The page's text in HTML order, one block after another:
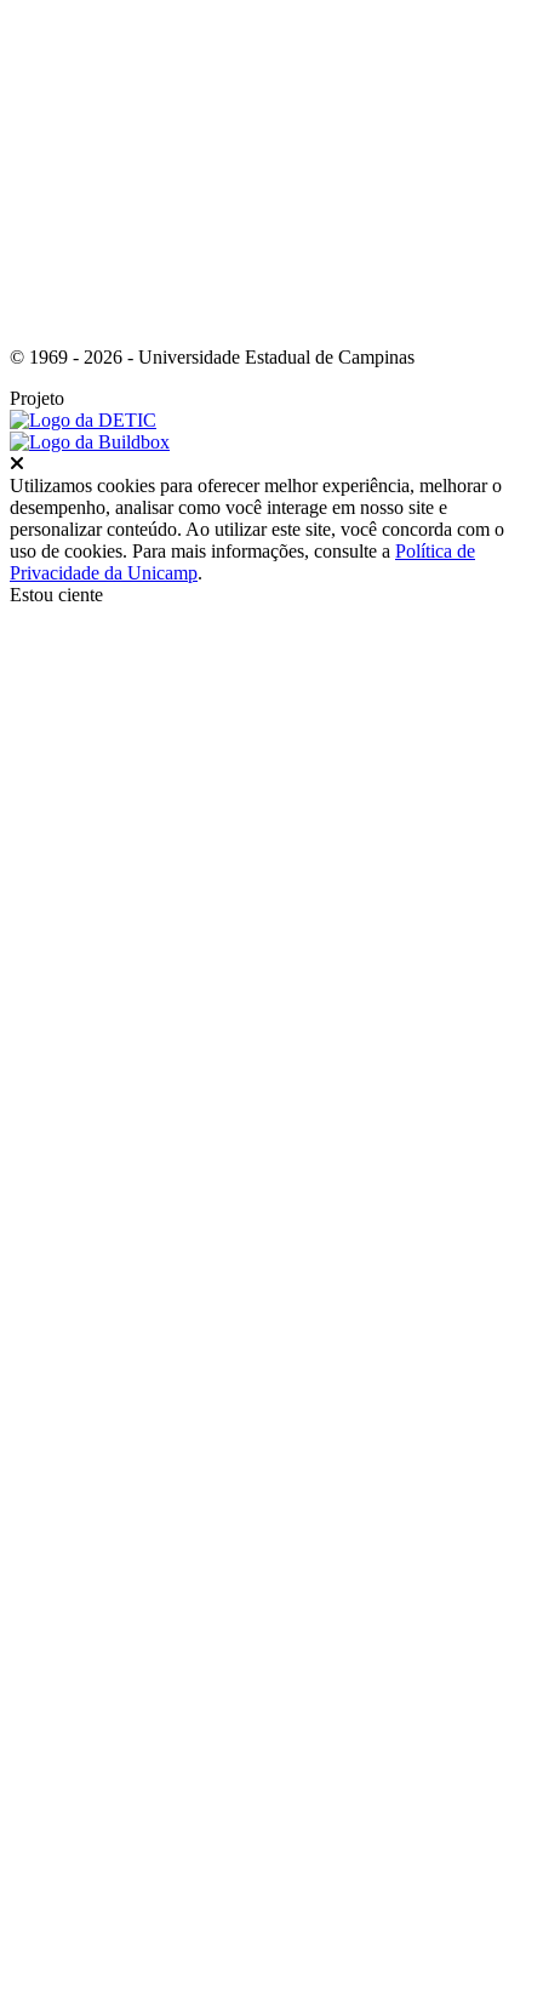
© 1969 - 2026 - Universidade Estadual de Campinas
Projeto
Utilizamos cookies para oferecer melhor experiência, melhorar o
desempenho, analisar como você interage em nosso site e
personalizar conteúdo. Ao utilizar este site, você concorda com o
uso de cookies. Para mais informações, consulte a Política de
Privacidade da Unicamp.
Estou ciente